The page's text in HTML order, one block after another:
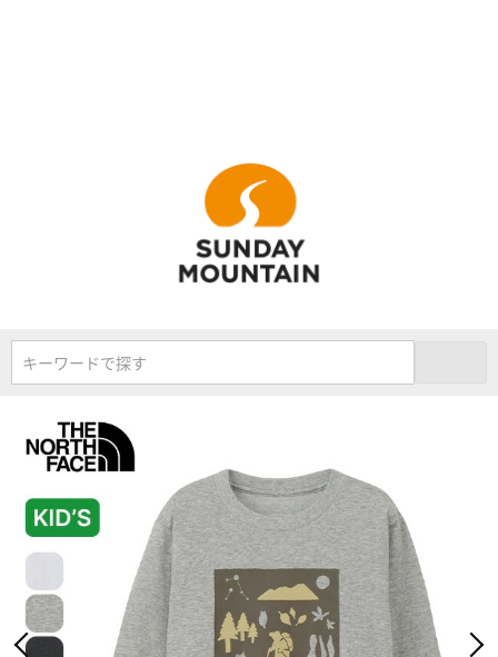
キーワードで探す